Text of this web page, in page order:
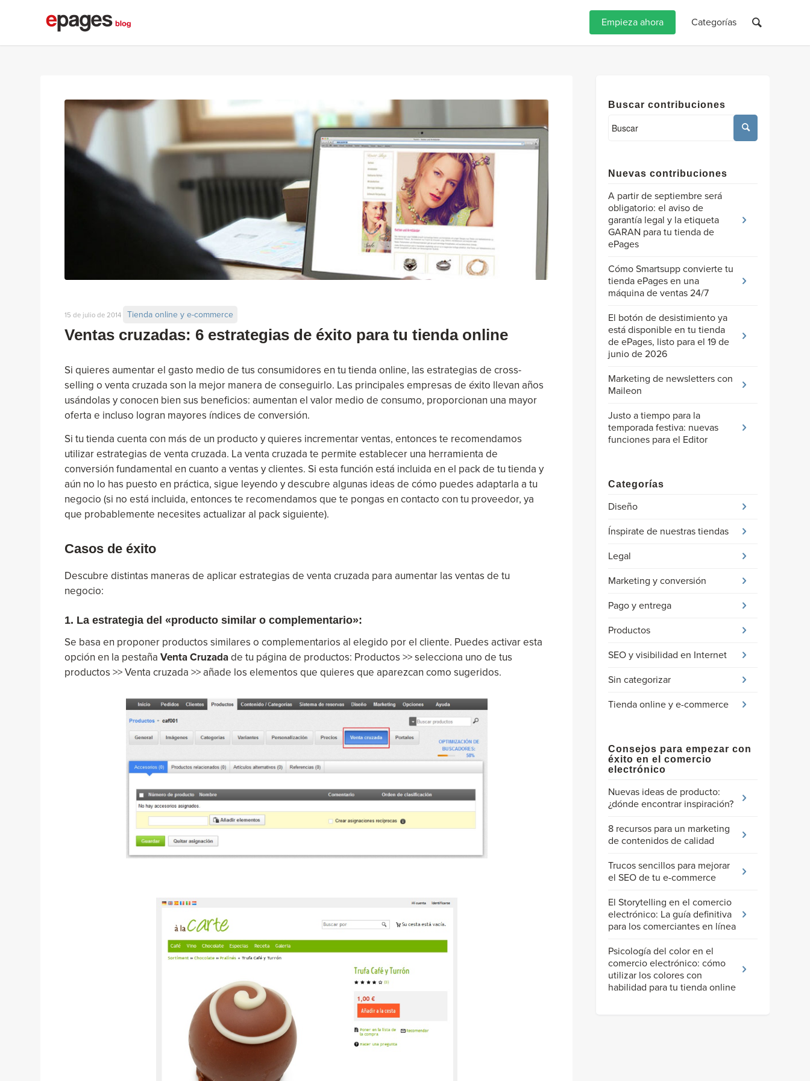
Empieza ahora Categorías
Ventas cruzadas: 6 estrategias de éxito para tu tienda online
15 de julio de 2014 Tienda online y e-commerce
Si quieres aumentar el gasto medio de tus consumidores en tu tienda online, las estrategias de cross-
selling o venta cruzada son la mejor manera de conseguirlo. Las principales empresas de éxito llevan años
usándolas y conocen bien sus beneficios: aumentan el valor medio de consumo, proporcionan una mayor
oferta e incluso logran mayores índices de conversión.
Si tu tienda cuenta con más de un producto y quieres incrementar ventas, entonces te recomendamos
utilizar estrategias de venta cruzada. La venta cruzada te permite establecer una herramienta de
conversión fundamental en cuanto a ventas y clientes. Si esta función está incluida en el pack de tu tienda y
aún no lo has puesto en práctica, sigue leyendo y descubre algunas ideas de cómo puedes adaptarla a tu
negocio (si no está incluida, entonces te recomendamos que te pongas en contacto con tu proveedor, ya
que probablemente necesites actualizar al pack siguiente).
Casos de éxito
Descubre distintas maneras de aplicar estrategias de venta cruzada para aumentar las ventas de tu
negocio:
1. La estrategia del «producto similar o complementario»:
Se basa en proponer productos similares o complementarios al elegido por el cliente. Puedes activar esta
opción en la pestaña Venta Cruzadade tu página de productos: Productos >> selecciona uno de tus
productos >> Venta cruzada >> añade los elementos que quieres que aparezcan como sugeridos.
Buscar contribuciones
Nuevas contribuciones
A partir de septiembre será
obligatorio: el aviso de
garantía legal y la etiqueta
GARAN para tu tienda de
ePages
Cómo Smartsupp convierte tu
tienda ePages en una
máquina de ventas 24/7
El botón de desistimiento ya
está disponible en tu tienda
de ePages, listo para el 19 de
junio de 2026
Marketing de newsletters con
Maileon
Justo a tiempo para la
temporada festiva: nuevas
funciones para el Editor
Categorías
Diseño
Ínspirate de nuestras tiendas
Legal
Marketing y conversión
Pago y entrega
Productos
SEO y visibilidad en Internet
Sin categorizar
Tienda online y e-commerce
Consejos para empezar con
éxito en el comercio
electrónico
Nuevas ideas de producto:
¿dónde encontrar inspiración?
8 recursos para un marketing
de contenidos de calidad
Trucos sencillos para mejorar
el SEO de tu e-commerce
El Storytelling en el comercio
electrónico: La guía definitiva
para los comerciantes en línea
Psicología del color en el
comercio electrónico: cómo
utilizar los colores con
habilidad para tu tienda online